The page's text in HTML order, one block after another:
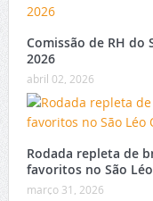
Comissão de RH do
2026
abril 02, 2026
Rodada repleta de
favoritos no São
março 31, 2026